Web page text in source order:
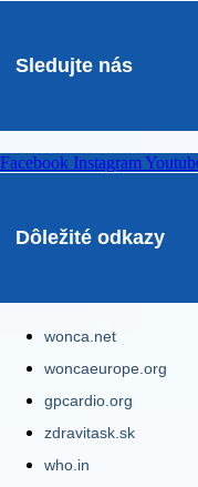
Sledujte nás
Facebook Instagram
Dôležité odkazy
wonca.net
woncaeurope.org
gpcardio.org
zdravitask.sk
who.in